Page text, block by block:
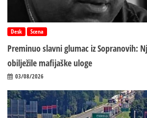
Desk Scena
Preminuo slavni glumac iz Sopranovih:
obilježile mafijaške uloge
03/08/2026